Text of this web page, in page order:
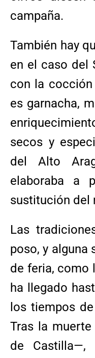
campaña.
También hay
en el caso del
con la
es garnacha,
secos y
del Alto
elaboraba a
sustitución del
Las
poso, y alguna
de feria, como
ha llegado
los tiempos
Tras la
de Castilla—,